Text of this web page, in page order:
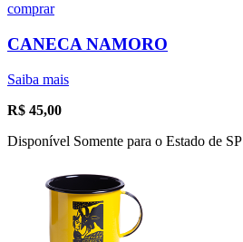
comprar
CANECA NAMORO
Saiba mais
R$ 45,00
Disponível Somente para o Estado de SP